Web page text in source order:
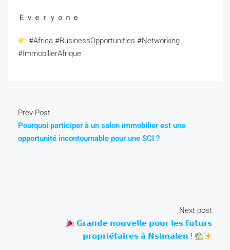
Ｅｖｅｒｙｏｎｅ
#Africa #BusinessOpportunities #Networking
#ImmobilierAfrique
Prev Post
Pourquoi participer à un salon immobilier est une
opportunité incontournable pour une SCI ?
Next post
𝗚𝗿𝗮𝗻𝗱𝗲 𝗻𝗼𝘂𝘃𝗲𝗹𝗹𝗲 𝗽𝗼𝘂𝗿 𝗹𝗲𝘀 𝗳𝘂𝘁𝘂𝗿𝘀
𝗽𝗿𝗼𝗽𝗿𝗶𝗲́𝘁𝗮𝗶𝗿𝗲𝘀 𝗮̀ 𝗡𝘀𝗶𝗺𝗮𝗹𝗲𝗻 !